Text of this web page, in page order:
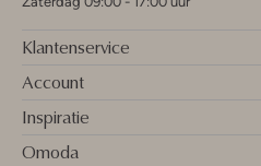
Klantenservice
Account
Inspiratie
Omoda